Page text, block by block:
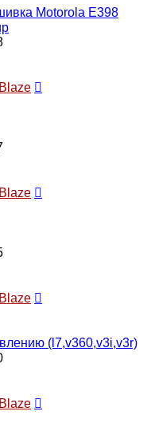
Motorola E398
Blaze
Blaze
Blaze
(l7,v360,v3i,v3r)
Blaze